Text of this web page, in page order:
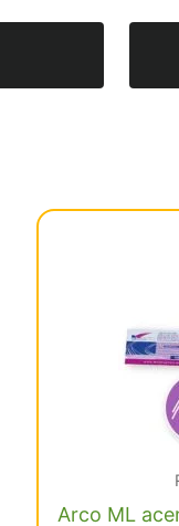
Arco ML